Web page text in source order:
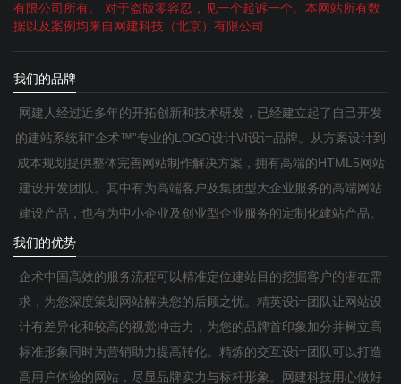
有限公司所有。 对于盗版零容忍，见一个起诉一个。本网站所有数
据以及案例均来自网建科技（北京）有限公司
我们的品牌
网建人经过近多年的开拓创新和技术研发，已经建立起了自己开发
的建站系统和“企术™”专业的LOGO设计VI设计品牌。从方案设计到
成本规划提供整体完善网站制作解决方案，拥有高端的HTML5网站
建设开发团队。其中有为高端客户及集团型大企业服务的高端网站
建设产品，也有为中小企业及创业型企业服务的定制化建站产品。
我们的优势
企术中国高效的服务流程可以精准定位建站目的挖掘客户的潜在需
求，为您深度策划网站解决您的后顾之忧。精英设计团队让网站设
计有差异化和较高的视觉冲击力，为您的品牌首印象加分并树立高
标准形象同时为营销助力提高转化。精炼的交互设计团队可以打造
高用户体验的网站，尽显品牌实力与标杆形象。网建科技用心做好